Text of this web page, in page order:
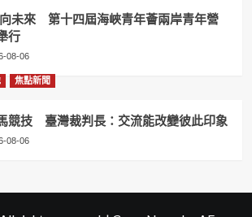
未來 第十四屆海峽青年薈兩岸青年營
行
08-06
焦點新聞
競技 臺灣裁判長：交流能改變彼此印象
08-06